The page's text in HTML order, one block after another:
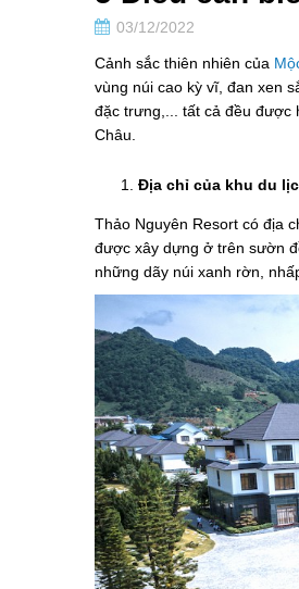
03/12/2022
Cảnh sắc thiên nhiên của
vùng núi cao kỳ vĩ, đan xen
đặc trưng,... tất cả đều được
Châu.
Địa chỉ của khu du
Thảo Nguyên Resort có địa
được xây dựng ở trên sườn
những dãy núi xanh rờn,